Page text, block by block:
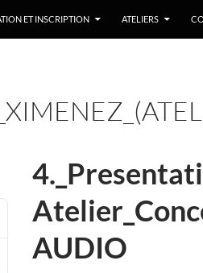
ET INSCRIPTION ATELIERS
AUDIO